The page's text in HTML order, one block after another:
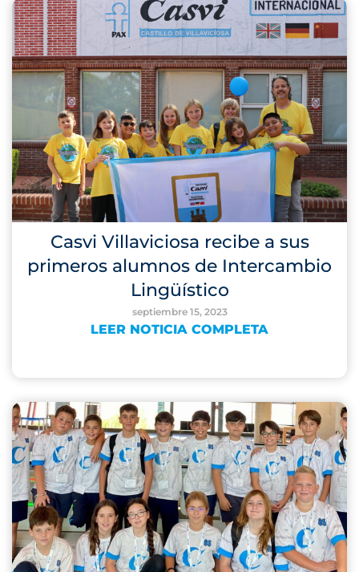
Casvi Villaviciosa recibe a sus
primeros alumnos de Intercambio
Lingüístico
septiembre 15, 2023
LEER NOTICIA COMPLETA